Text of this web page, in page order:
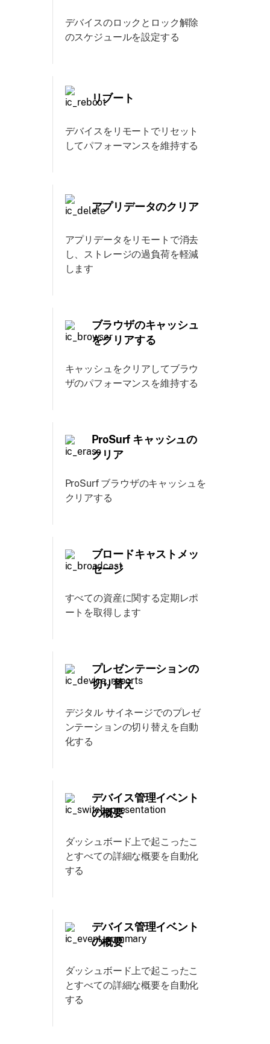
デバイスのロックとロック解除
のスケジュールを設定する
リブート
デバイスをリモートでリセット
してパフォーマンスを維持する
アプリデータのクリア
アプリデータをリモートで消去
し、ストレージの過負荷を軽減
します
ブラウザのキャッシュ
をクリアする
キャッシュをクリアしてブラウ
ザのパフォーマンスを維持する
ProSurf キャッシュの
クリア
ProSurf ブラウザのキャッシュを
クリアする
ブロードキャストメッ
セージ
すべての資産に関する定期レポ
ートを取得します
プレゼンテーションの
切り替え
デジタル サイネージでのプレゼ
ンテーションの切り替えを自動
化する
デバイス管理イベント
の概要
ダッシュボード上で起こったこ
とすべての詳細な概要を自動化
する
デバイス管理イベント
の概要
ダッシュボード上で起こったこ
とすべての詳細な概要を自動化
する